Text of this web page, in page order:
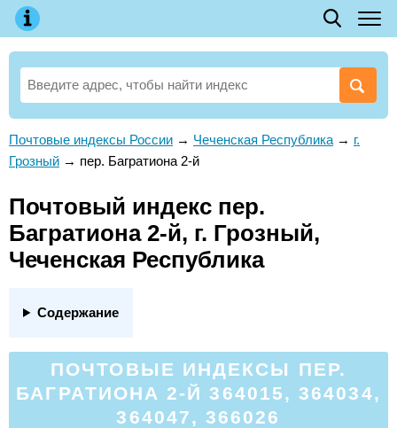
Почтовые индексы России → Чеченская Республика → г.
Грозный → пер. Багратиона 2-й
Почтовый индекс пер.
Багратиона 2-й, г. Грозный,
Чеченская Республика
Содержание
ПОЧТОВЫЕ ИНДЕКСЫ ПЕР.
БАГРАТИОНА 2-Й 364015, 364034,
364047, 366026